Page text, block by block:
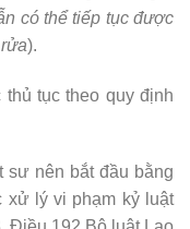
có thể tiếp tục được
).
tục theo quy định
sư nên bắt đầu bằng
xử lý vi phạm kỷ luật